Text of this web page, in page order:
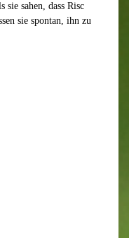
sie sahen, dass Risc
sie spontan, ihn zu